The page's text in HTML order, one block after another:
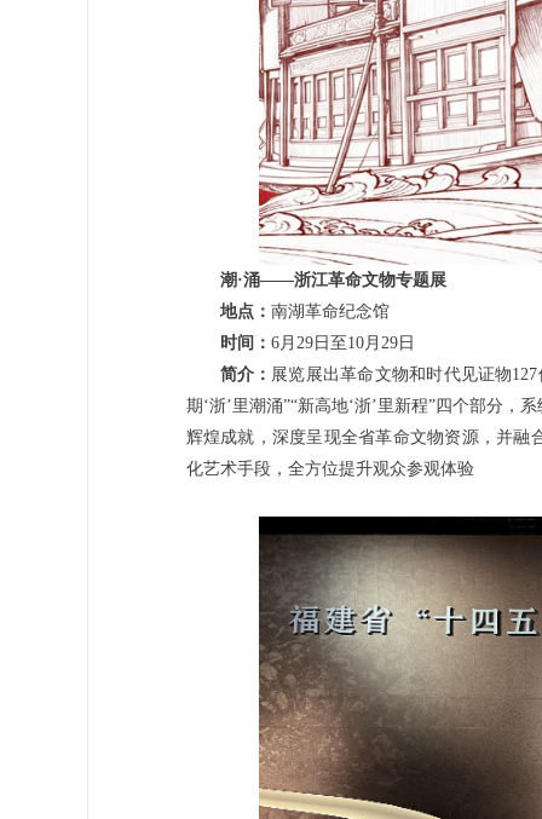
潮·涌——浙江革命文物专题展
地点： 南湖革命纪念馆
时间： 6月29日至10月29日
简介： 展览展出革命文物和时代见证物127
期‘浙’里潮涌”“新高地‘浙’里新程”四个部分
辉煌成就，深度呈现全省革命文物资源，并
化艺术手段，全方位提升观众参观体验